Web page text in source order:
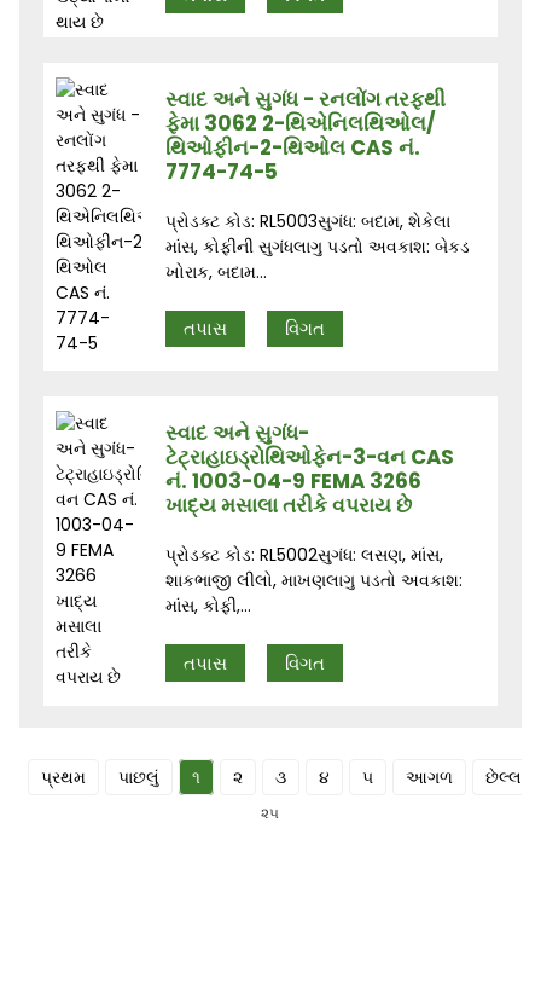
સ્વાદ અને સુગંધ - રનલોંગ તરફથી
ફેમા 3062 2-થિએનિલથિઓલ/
થિઓફીન-2-થિઓલ CAS નં.
7774-74-5
પ્રોડક્ટ કોડ: RL5003સુગંધ: બદામ, શેકેલા
માંસ, કોફીની સુગંધલાગુ પડતો અવકાશ: બેકડ
ખોરાક, બદામ...
તપાસ વિગત
સ્વાદ અને સુગંધ-
ટેટ્રાહાઇડ્રોથિઓફેન-3-વન CAS
નં. 1003-04-9 FEMA 3266
ખાદ્ય મસાલા તરીકે વપરાય છે
પ્રોડક્ટ કોડ: RL5002સુગંધ: લસણ, માંસ,
શાકભાજી લીલો, માખણલાગુ પડતો અવકાશ:
માંસ, કોફી,...
તપાસ વિગત
પ્રથમ પાછલું ૧ ૨ ૩ ૪ ૫ આગળ છેલ્લા
૨૫